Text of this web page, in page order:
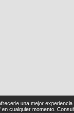
una mejor
cualquier momento.